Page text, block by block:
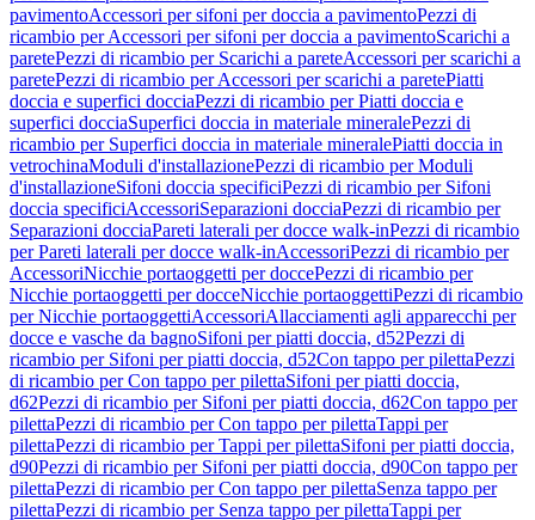
pavimentoAccessori per sifoni per doccia a pavimentoPezzi di
ricambio per Accessori per sifoni per doccia a pavimentoScarichi a
paretePezzi di ricambio per Scarichi a pareteAccessori per scarichi a
paretePezzi di ricambio per Accessori per scarichi a paretePiatti
doccia e superfici docciaPezzi di ricambio per Piatti doccia e
superfici docciaSuperfici doccia in materiale mineralePezzi di
ricambio per Superfici doccia in materiale mineralePiatti doccia in
vetrochinaModuli d'installazionePezzi di ricambio per Moduli
d'installazioneSifoni doccia specificiPezzi di ricambio per Sifoni
doccia specificiAccessoriSeparazioni docciaPezzi di ricambio per
Separazioni docciaPareti laterali per docce walk-inPezzi di ricambio
per Pareti laterali per docce walk-inAccessoriPezzi di ricambio per
AccessoriNicchie portaoggetti per doccePezzi di ricambio per
Nicchie portaoggetti per docceNicchie portaoggettiPezzi di ricambio
per Nicchie portaoggettiAccessoriAllacciamenti agli apparecchi per
docce e vasche da bagnoSifoni per piatti doccia, d52Pezzi di
ricambio per Sifoni per piatti doccia, d52Con tappo per pilettaPezzi
di ricambio per Con tappo per pilettaSifoni per piatti doccia,
d62Pezzi di ricambio per Sifoni per piatti doccia, d62Con tappo per
pilettaPezzi di ricambio per Con tappo per pilettaTappi per
pilettaPezzi di ricambio per Tappi per pilettaSifoni per piatti doccia,
d90Pezzi di ricambio per Sifoni per piatti doccia, d90Con tappo per
pilettaPezzi di ricambio per Con tappo per pilettaSenza tappo per
pilettaPezzi di ricambio per Senza tappo per pilettaTappi per